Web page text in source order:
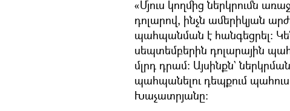
«Մյուս կողմից ներկրումն
դոլարով, ինչն ամերիկյան
պահպանման է հանգեցրել։
սեպտեմբերին դոլարային
մլրդ դրամ։ Այսինքն`
պահպանելու դեպքում
Խաչատրյանը։